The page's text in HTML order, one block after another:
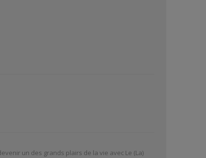
un des grands plairs de la vie avec Le (La)